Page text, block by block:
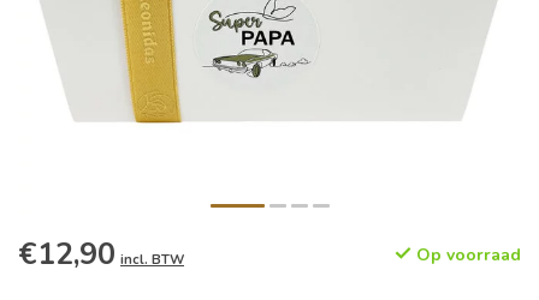
€12,90 incl. BTW Op voorraad